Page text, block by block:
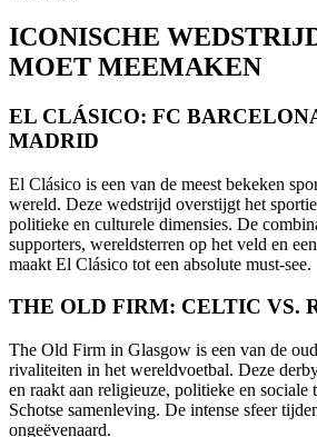
ICONISCHE
MOET MEEMAKEN
EL CLÁSICO: FC
MADRID
El Clásico is een van de meest bekeken
wereld. Deze wedstrijd overstijgt het
politieke en culturele dimensies. De
supporters, wereldsterren op het veld en
maakt El Clásico tot een absolute must-see.
THE OLD FIRM: CELTIC VS.
The Old Firm in Glasgow is een van de
rivaliteiten in het wereldvoetbal. Deze
en raakt aan religieuze, politieke en sociale
Schotse samenleving. De intense sfeer
ongeëvenaard.